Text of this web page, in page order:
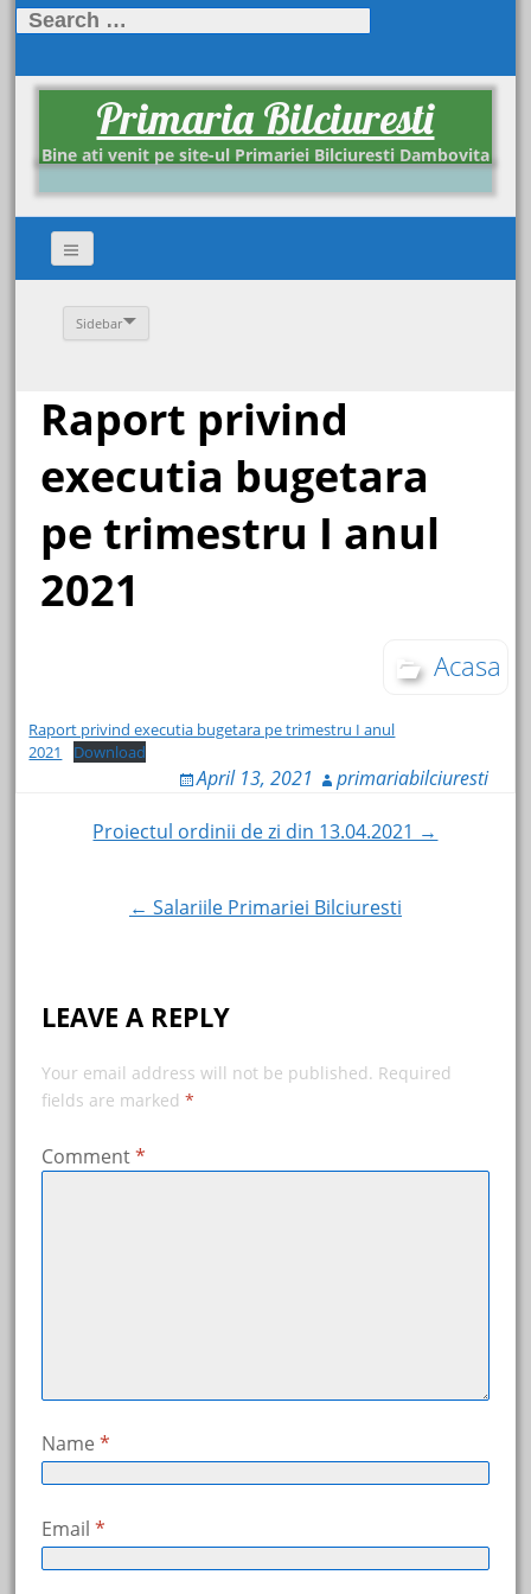
Search
Primaria Bilciuresti
Bine ati venit pe site-ul Primariei Bilciuresti Dambovita
Sidebar
Raport privind
executia bugetara
pe trimestru I anul
2021
Acasa
Raport privind executia bugetara pe trimestru I anul
2021
Download
April 13, 2021 primariabilciuresti
Post
navigation
Proiectul ordinii de zi din 13.04.2021 →
← Salariile Primariei Bilciuresti
LEAVE A REPLY
Your email address will not be published. Required
fields are marked *
Comment*
Name *
Email *